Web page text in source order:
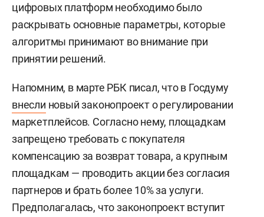
цифровых платформ необходимо было
раскрывать основные параметры, которые
алгоритмы принимают во внимание при
принятии решений.
Напомним, в марте РБК писал, что в Госдуму
внесли новый законопроект о регулировании
маркетплейсов. Согласно нему, площадкам
запрещено требовать с покупателя
компенсацию за возврат товара, а крупным
площадкам — проводить акции без согласия
партнеров и брать более 10% за услуги.
Предполагалась, что законопроект вступит